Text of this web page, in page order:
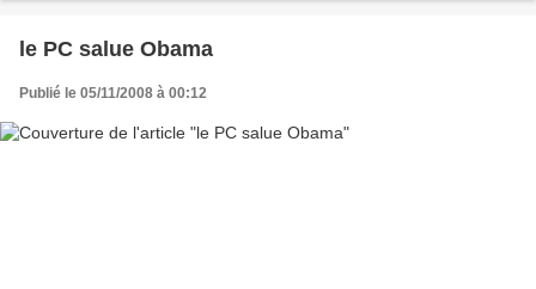
le PC salue Obama
Publié le 05/11/2008 à 00:12